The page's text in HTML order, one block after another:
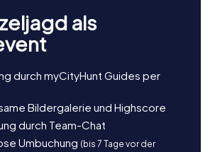
zur Geschichte und Kultur von
Lasst den Tag entspannt in einem der
der Stadt ausklingen und genießt die
als
durch myCityHunt Guides per
Bildergalerie und Highscore
durch Team-Chat
Umbuchung (bis 7 Tage vor der